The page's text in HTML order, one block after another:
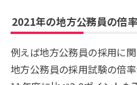
2021年の地方公務員の倍
例えば地方公務員の採用に
地方公務員の採用試験の倍